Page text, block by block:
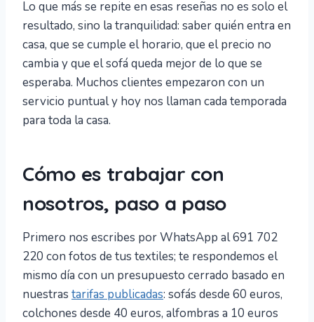
Lo que más se repite en esas reseñas no es solo el
resultado, sino la tranquilidad: saber quién entra en
casa, que se cumple el horario, que el precio no
cambia y que el sofá queda mejor de lo que se
esperaba. Muchos clientes empezaron con un
servicio puntual y hoy nos llaman cada temporada
para toda la casa.
Cómo es trabajar con
nosotros, paso a paso
Primero nos escribes por WhatsApp al 691 702
220 con fotos de tus textiles; te respondemos el
mismo día con un presupuesto cerrado basado en
nuestras tarifas publicadas: sofás desde 60 euros,
colchones desde 40 euros, alfombras a 10 euros